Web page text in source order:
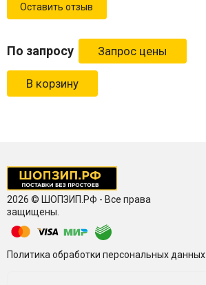
Оставить отзыв
По запросу
В корзину
2026 © ШОПЗИП.РФ - Все права
защищены.
Политика обработки персональных данных